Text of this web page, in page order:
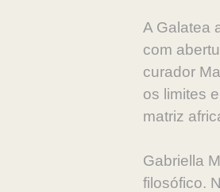
A Galatea
com
curador
os limites
matriz
Gabriella
filosófico.